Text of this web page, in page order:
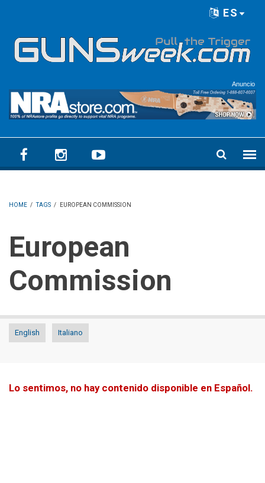
ES
Anuncio
HOME / TAGS / EUROPEAN COMMISSION
European
Commission
English Italiano
Lo sentimos, no hay contenido disponible en Español.